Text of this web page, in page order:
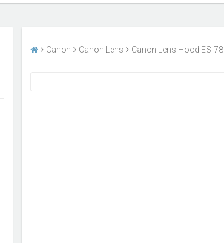
Canon Canon Lens Canon Lens Hood ES-78